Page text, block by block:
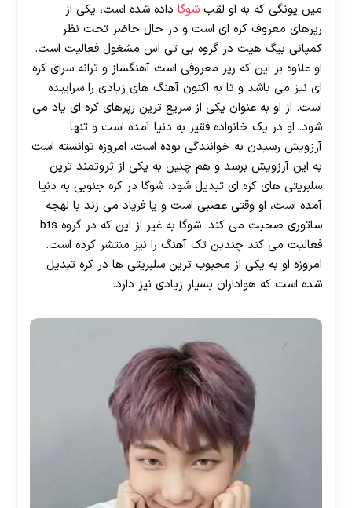
مین یونگی که به او لقب شوگا داده شده است، یکی از
رپرهای معروف کره ای است و در حال حاضر تحت نظر
کمپانی بیگ هیت در گروه بی تی اس مشغول فعالیت است.
او علاوه بر این که رپر معروفی است آهنگساز و ترانه سرای کره
ای نیز می باشد و تا به اکنون آهنگ های زیادی را سراییده
است. از او به عنوان یکی از سریع ترین رپرهای کره ای یاد می
شود. او در یک خانواده فقیر به دنیا آمده است و تنها
آرزویش رسیدن به خوانندگی بوده است، امروزه توانسته است
به این آرزویش برسد و هم چنین به یکی از ثروتمند ترین
سلبریتی های کره ای تبدیل شود. شوگا در کره جنوبی به دنیا
آمده است، او وقتی عصبی است و یا فریاد می‌ زند با لهجه
ساتوری صحبت می‌ کند. شوگا به غیر از این که در گروه bts
فعالیت می‌ کند چندین تک آهنگ را نیز منتشر کرده است.
امروزه او به یکی از محبوب ترین سلبریتی ها در کره تبدیل
شده است که هواداران بسیار زیادی نیز دارد.